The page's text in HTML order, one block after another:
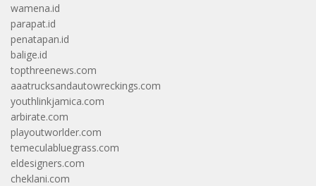
wamena.id
parapat.id
penatapan.id
balige.id
topthreenews.com
aaatrucksandautowreckings.com
youthlinkjamica.com
arbirate.com
playoutworlder.com
temeculabluegrass.com
eldesigners.com
cheklani.com